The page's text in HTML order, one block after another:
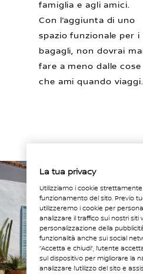
famiglia e agli amici.
Con l’aggiunta di uno
spazio funzionale per i
bagagli, non dovrai
fare a meno dalle cose
che ami quando viaggi.
La tua privacy
Utilizziamo i cookie
funzionamento del sito. Previo
utilizzeremo i cookie per
analizzare il traffico sui nostri siti
personalizzazione della
funzionalità anche sui social
“Accetta e chiudi”, l’utente
sul dispositivo per migliorare la
analizzare l’utilizzo del sito e